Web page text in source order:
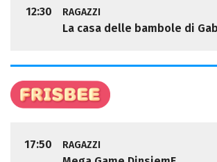
12:30 RAGAZZI
La casa delle bambole di
17:50 RAGAZZI